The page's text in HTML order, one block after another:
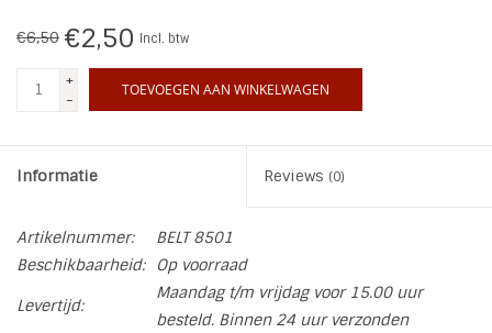
€6,50 €2,50 Incl. btw
+
-
TOEVOEGEN AAN WINKELWAGEN
Informatie Reviews (0)
Artikelnummer:
BELT 8501
Beschikbaarheid:
Op voorraad
Levertijd:
Maandag t/m vrijdag voor 15.00 uur
besteld. Binnen 24 uur verzonden